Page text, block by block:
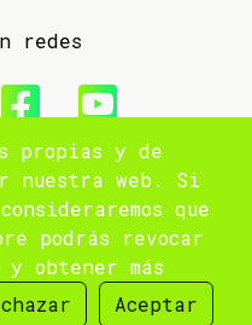
redes
propias y de
nuestra web. Si
que
podrás revocar
obtener más
Aceptar